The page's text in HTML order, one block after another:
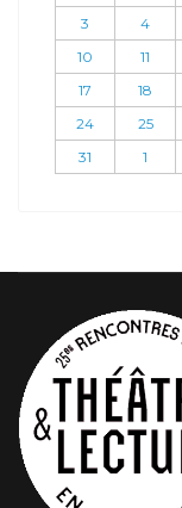
3
4
10
11
17
18
24
25
31
1